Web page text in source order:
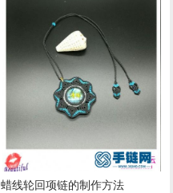
蜡线轮回项链的制作方法